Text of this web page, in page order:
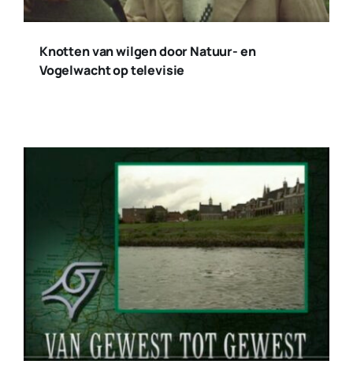
Knotten van wilgen door Natuur- en
Vogelwacht op televisie